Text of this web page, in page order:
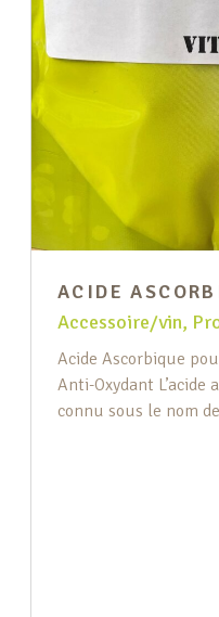
ACIDE
Accessoire/vin,
Acide Ascorbique
Anti-Oxydant L’acide
connu sous le nom